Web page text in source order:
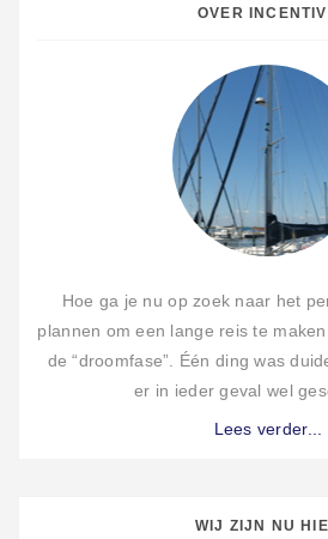
OVER
Hoe ga je nu op zoek naar het
plannen om een lange reis te
de “droomfase”. Één ding was
er in ieder geval wel
Lees verder...
WIJ ZIJN NU